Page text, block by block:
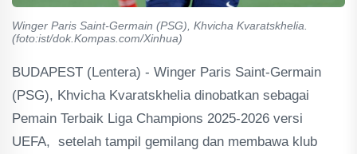
Winger Paris Saint-Germain (PSG), Khvicha Kvaratskhelia.
(foto:ist/dok.Kompas.com/Xinhua)
BUDAPEST (Lentera) - Winger Paris Saint-Germain
(PSG), Khvicha Kvaratskhelia dinobatkan sebagai
Pemain Terbaik Liga Champions 2025-2026 versi
UEFA, setelah tampil gemilang dan membawa klub